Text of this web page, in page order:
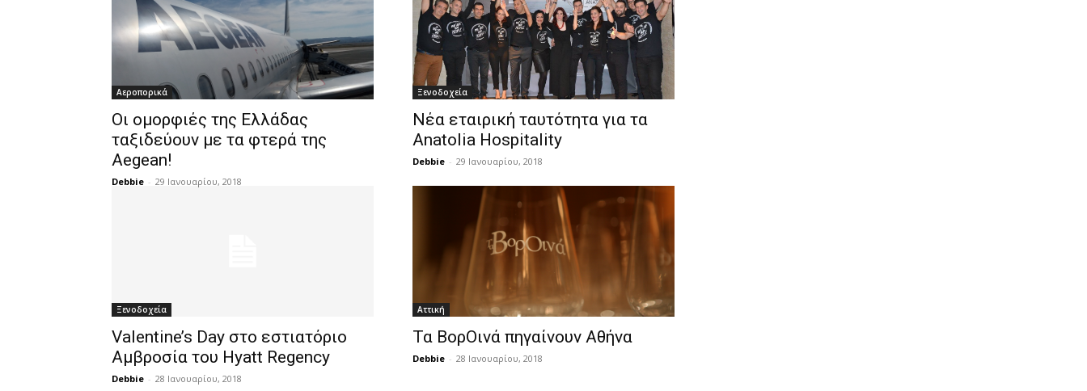
Αεροπορικά
Οι ομορφιές της Ελλάδας
ταξιδεύουν με τα φτερά της
Aegean!
Debbie - 29 Ιανουαρίου, 2018
Ξενοδοχεία
Νέα εταιρική ταυτότητα για τα
Anatolia Hospitality
Debbie - 29 Ιανουαρίου, 2018
Ξενοδοχεία
Valentine’s Day στο εστιατόριο
Αμβροσία του Hyatt Regency
Debbie - 28 Ιανουαρίου, 2018
Αττική
Τα ΒορΟινά πηγαίνουν Αθήνα
Debbie - 28 Ιανουαρίου, 2018